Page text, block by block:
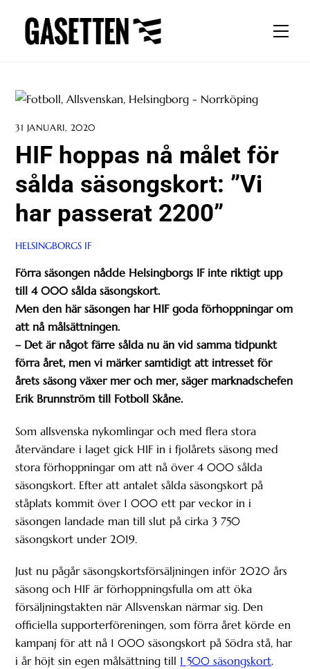
content
31 JANUARI, 2020
HIF hoppas nå målet för
sålda säsongskort: ”Vi
har passerat 2200”
HELSINGBORGS IF
Förra säsongen nådde Helsingborgs IF inte riktigt upp
till 4 000 sålda säsongskort.
Men den här säsongen har HIF goda förhoppningar om
att nå målsättningen.
– Det är något färre sålda nu än vid samma tidpunkt
förra året, men vi märker samtidigt att intresset för
årets säsong växer mer och mer, säger marknadschefen
Erik Brunnström till Fotboll Skåne.
Som allsvenska nykomlingar och med flera stora
återvändare i laget gick HIF in i fjolårets säsong med
stora förhoppningar om att nå över 4 000 sålda
säsongskort. Efter att antalet sålda säsongskort på
ståplats kommit över 1 000 ett par veckor in i
säsongen landade man till slut på cirka 3 750
säsongskort under 2019.
Just nu pågår säsongskortsförsäljningen inför 2020 års
säsong och HIF är förhoppningsfulla om att öka
försäljningstakten när Allsvenskan närmar sig. Den
officiella supporterföreningen, som förra året körde en
kampanj för att nå 1 000 säsongskort på Södra stå, har
i år höjt sin egen målsättning till 1 500 säsongskort.